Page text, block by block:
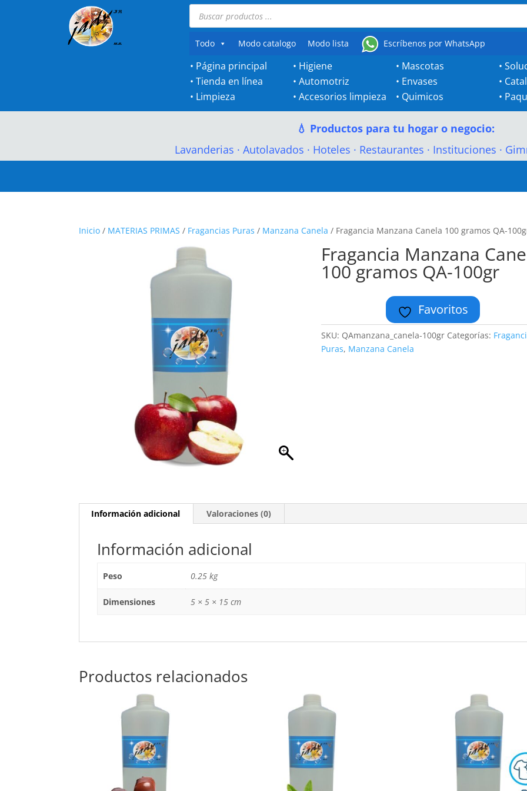
Búsqueda
productos
Todo
Modo catalogo Modo lista Escríbenos por WhatsApp
• Página principal
•Tienda en línea
• Limpieza
• Higiene
•Automotriz
•Accesorios limpieza
• Mascotas
• Envases
• Quimicos
•
•
•
💧 Productos para tu hogar o negocio:
Lavanderias · Autolavados · Hoteles · Restaurantes · Instituciones ·
Inicio / MATERIAS PRIMAS / Fragancias Puras / Manzana Canela / Fragancia Manzana Canela 100 gramos QA-
Fragancia Manzana
100 gramos QA-100gr
Favoritos
SKU: QAmanzana_canela-100gr Categorías:
Puras, Manzana Canela
Información adicional Valoraciones (0)
Información adicional
Peso 0.25 kg
Dimensiones 5 × 5 × 15 cm
Productos relacionados